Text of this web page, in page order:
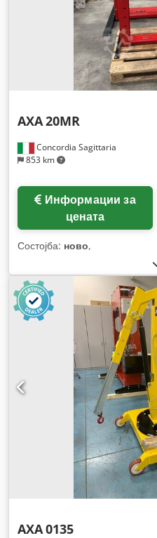
Concordia Sagittaria
853 km
AXA20MR
цената
Состојба: ново,
AXA0135